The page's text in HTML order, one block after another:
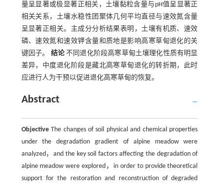
量呈显著或极显著正相关，土壤黏粒含量与pH值呈显著正
相关关系，土壤水稳性团聚体几何平均直径与速效氮含量
呈显著正相关。主成分分析结果表明，土壤有机质、速效
磷、速效氮和速效钾含量和质地是影响高寒草甸退化的关
键因子。 结论不同退化阶段高寒草甸土壤理化性质有明显
差异，中度退化阶段是藏北高寒草甸退化的转折期，此时
应进行人为干预以促进退化高寒草甸的恢复。
Abstract
ObjectiveThe changes of soil physical and chemical properties
under the degradation gradient of alpine meadow were
analyzed，and the key soil factors affecting the degradation of
alpine meadow were explored，in order to provide theoretical
support for the restoration and reconstruction of degraded